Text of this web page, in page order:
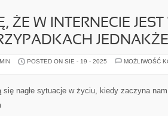
ŻE W INTERNECIE
JEDNAKŻE
POSTED ON SIE - 19 - 2025
MOŻLIWOŚĆ
się nagłe sytuacje w życiu, kiedy zaczyna